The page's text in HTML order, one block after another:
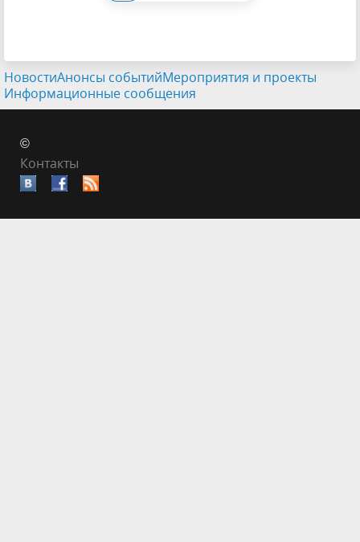
НовостиАнонсы событийМероприятия и проекты
Информационные сообщения
©
Контакты